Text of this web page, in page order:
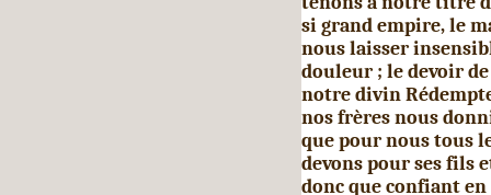
si grand empire, le
nous laisser
douleur ; le devoir
notre divin
nos frères nous
que pour nous tous
devons pour ses fils
donc que confiant